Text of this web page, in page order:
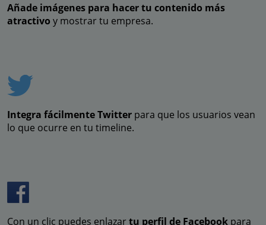
Añade imágenes para hacer tu contenido más
atractivo y mostrar tu empresa.
Integra fácilmente Twitter para que los usuarios vean
lo que ocurre en tu timeline.
Con un clic puedes enlazartu perfil de Facebook para